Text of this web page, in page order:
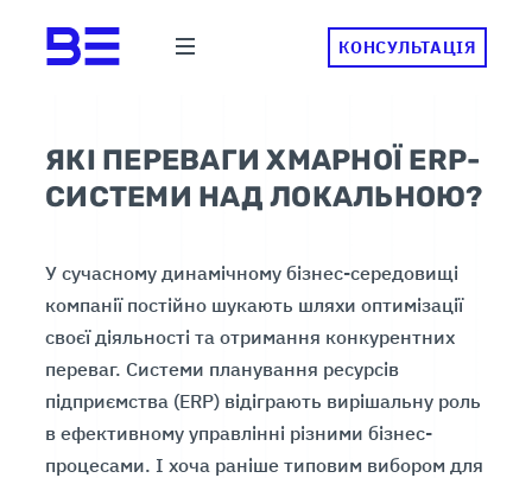
КОНСУЛЬТАЦІЯ
ЯКІ ПЕРЕВАГИ ХМАРНОЇ ERP-
СИСТЕМИ НАД ЛОКАЛЬНОЮ?
У сучасному динамічному бізнес-середовищі
компанії постійно шукають шляхи оптимізації
своєї діяльності та отримання конкурентних
переваг. Системи планування ресурсів
підприємства (ERP) відіграють вирішальну роль
в ефективному управлінні різними бізнес-
процесами. І хоча раніше типовим вибором для